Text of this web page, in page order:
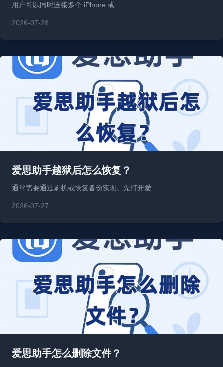
用户可以同时连接多个 iPhone 或 …
2026-07-28
爱思助手越狱后怎么恢复？
通常需要通过刷机或恢复备份实现。先打开爱…
2026-07-27
爱思助手怎么删除文件？